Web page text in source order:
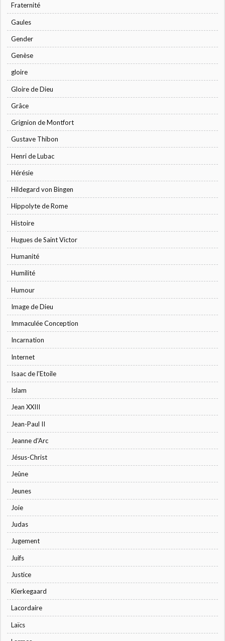
Fraternité
Gaules
Gender
Genèse
gloire
Gloire de Dieu
Grâce
Grignion de Montfort
Gustave Thibon
Henri de Lubac
Hérésie
Hildegard von Bingen
Hippolyte de Rome
Histoire
Hugues de Saint Victor
Humanité
Humilité
Humour
Image de Dieu
Immaculée Conception
Incarnation
Internet
Isaac de l'Etoile
Islam
Jean XXIII
Jean-Paul II
Jeanne d'Arc
Jésus-Christ
Jeûne
Jeunes
Joie
Judas
Jugement
Juifs
Justice
Kierkegaard
Lacordaire
Laïcs